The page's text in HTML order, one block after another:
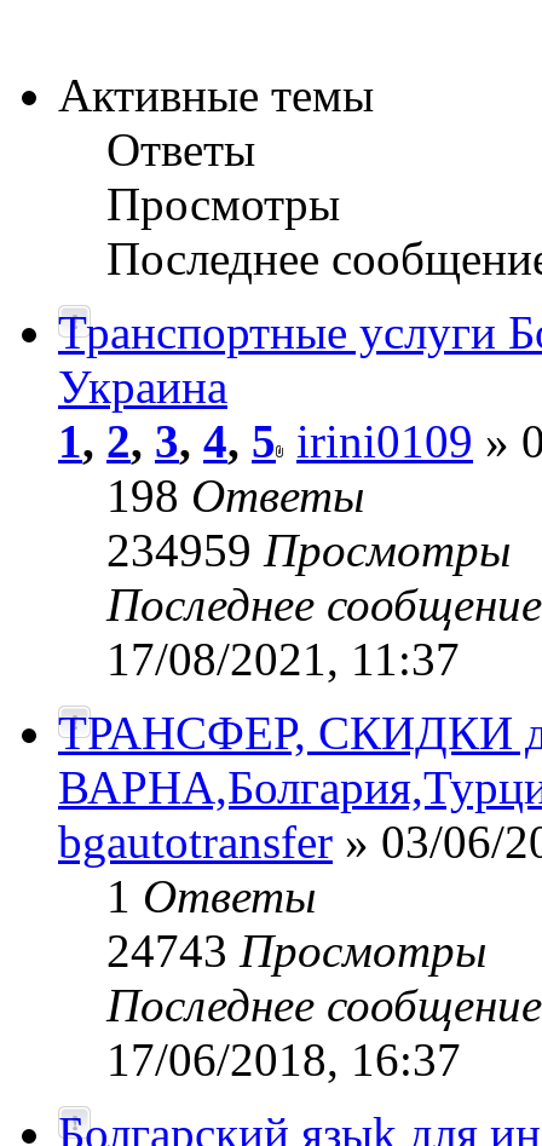
Активные темы
Ответы
Просмотры
Последнее
Транспортные услуги
Украина
1, 2, 3, 4, 5 irini0109 »
198 Ответы
234959 Просмотры
Последнее
17/08/2021, 11:37
ТРАНСФЕР, СКИДКИ
bgautotransfer » 03/06/
1 Ответы
24743 Просмотры
Последнее
17/06/2018, 16:37
Болгарский языk для